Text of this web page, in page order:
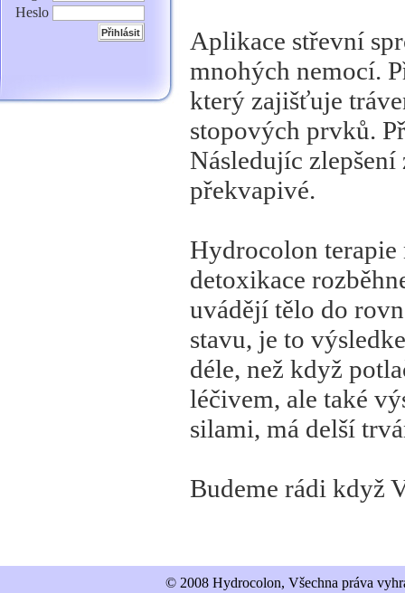
Heslo
Aplikace střevní
mnohých nemocí.
který zajišťuje
stopových prvků.
Následujíc
překvapivé.
Hydrocolon
detoxikace
uvádějí tělo do
stavu, je to
déle, než když
léčivem, ale také
silami, má delší
Budeme rádi když
© 2008 Hydrocolon, Všechna práva